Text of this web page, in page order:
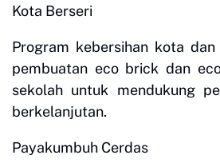
Kota Berseri
Program kebersihan kota
pembuatan eco brick dan
sekolah untuk mendukung
berkelanjutan.
Payakumbuh Cerdas